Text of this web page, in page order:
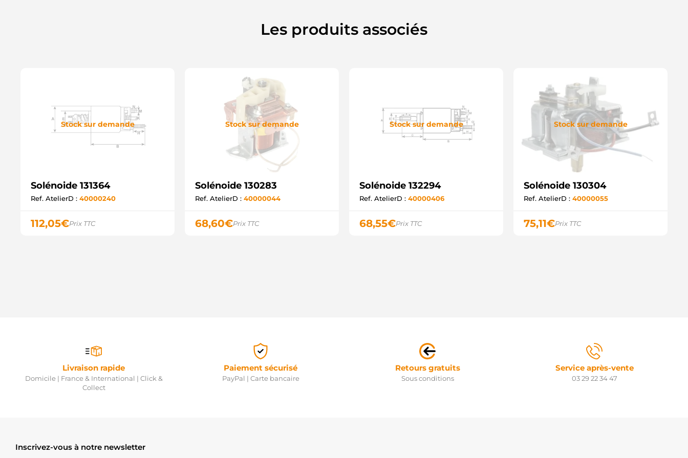
Les produits associés
Stock sur demande
Solénoide 131364
Ref. AtelierD : 40000240
112,05€Prix TTC
Stock sur demande
Solénoide 130283
Ref. AtelierD : 40000044
68,60€Prix TTC
Stock sur demande
Solénoide 132294
Ref. AtelierD : 40000406
68,55€Prix TTC
Stock sur demande
Solénoide 130304
Ref. AtelierD : 40000055
75,11€Prix TTC
Livraison rapide
Domicile | France & International | Click &
Collect
Paiement sécurisé
PayPal | Carte bancaire
Retours gratuits
Sous conditions
Service après-vente
03 29 22 34 47
Inscrivez-vous à notre newsletter